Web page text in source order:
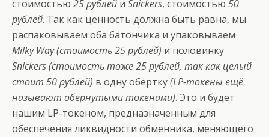
стоимостью 25 рублей и Snickers, стоимостью 50
рублей. Так как ценность должна быть равна, мы
распаковываем оба батончика и упаковываем
Milky Way (стоимость 25 рублей) и половинку
Snickers (стоимость тоже 25 рублей, так как целый
стоит 50 рублей) в одну обёртку(LP-токены ещё
называют обёрнутыми токенами). Это и будет
нашим LP-токеном, предназначенным для
обеспечения ликвидности обменника, меняющего